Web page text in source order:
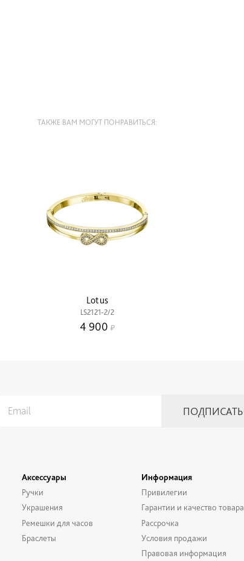
ТАКЖЕ ВАМ МОГУТ ПОНРАВИТЬСЯ:
Lotus
LS2121-2/2
4 900
Аксессуары
Ручки
Украшения
Ремешки для часов
Браслеты
Информация
Привилегии
Гарантии и качество товара
Рассрочка
Условия продажи
Правовая информация